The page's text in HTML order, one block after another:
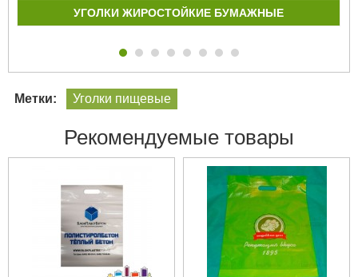
УГОЛКИ ЖИРОСТОЙКИЕ БУМАЖНЫЕ
Метки: Уголки пищевые
Рекомендуемые товары